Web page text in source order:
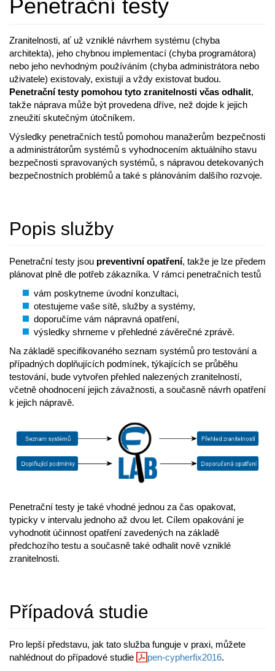
Penetrační testy
Zranitelnosti, ať už vzniklé návrhem systému (chyba
architekta), jeho chybnou implementací (chyba programátora)
nebo jeho nevhodným používáním (chyba administrátora nebo
uživatele) existovaly, existují a vždy existovat budou.
Penetrační testy pomohou tyto zranitelnosti včas odhalit,
takže náprava může být provedena dříve, než dojde k jejich
zneužití skutečným útočníkem.
Výsledky penetračních testů pomohou manažerům bezpečnosti
a administrátorům systémů s vyhodnocením aktuálního stavu
bezpečnosti spravovaných systémů, s nápravou detekovaných
bezpečnostních problémů a také s plánováním dalšího rozvoje.
Popis služby
Penetrační testy jsou preventivní opatření, takže je lze předem
plánovat plně dle potřeb zákazníka. V rámci penetračních testů
vám poskytneme úvodní konzultaci,
otestujeme vaše sítě, služby a systémy,
doporučíme vám nápravná opatření,
výsledky shrneme v přehledné závěrečné zprávě.
Na základě specifikovaného seznam systémů pro testování a
případných doplňujících podmínek, týkajících se průběhu
testování, bude vytvořen přehled nalezených zranitelností,
včetně ohodnocení jejich závažnosti, a současně návrh opatření
k jejich nápravě.
Penetrační testy je také vhodné jednou za čas opakovat,
typicky v intervalu jednoho až dvou let. Cílem opakování je
vyhodnotit účinnost opatření zavedených na základě
předchozího testu a současně také odhalit nově vzniklé
zranitelnosti.
Případová studie
Pro lepší představu, jak tato služba funguje v praxi, můžete
nahlédnout do případové studie
pen-cypherfix2016.